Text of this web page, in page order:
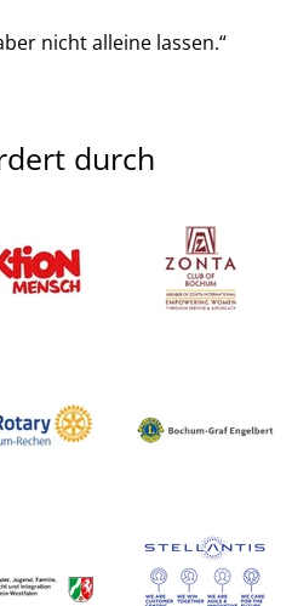
nicht alleine lassen.“
durch